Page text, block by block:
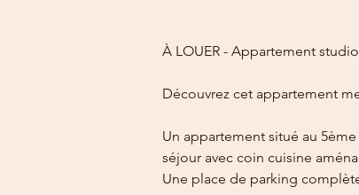
À LOUER - Appartement
Découvrez cet appartement
Un appartement situé au
séjour avec coin cuisine
Une place de parking